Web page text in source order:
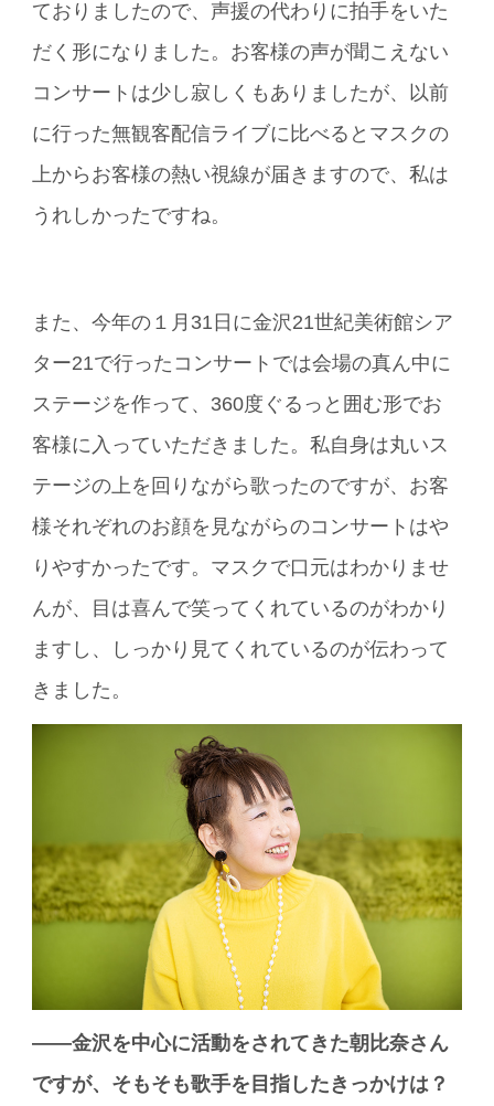
ておりましたので、声援の代わりに拍手をいた
だく形になりました。お客様の声が聞こえない
コンサートは少し寂しくもありましたが、以前
に行った無観客配信ライブに比べるとマスクの
上からお客様の熱い視線が届きますので、私は
うれしかったですね。
また、今年の１月31日に金沢21世紀美術館シア
ター21で行ったコンサートでは会場の真ん中に
ステージを作って、360度ぐるっと囲む形でお
客様に入っていただきました。私自身は丸いス
テージの上を回りながら歌ったのですが、お客
様それぞれのお顔を見ながらのコンサートはや
りやすかったです。マスクで口元はわかりませ
んが、目は喜んで笑ってくれているのがわかり
ますし、しっかり見てくれているのが伝わって
きました。
――金沢を中心に活動をされてきた朝比奈さん
ですが、そもそも歌手を目指したきっかけは？